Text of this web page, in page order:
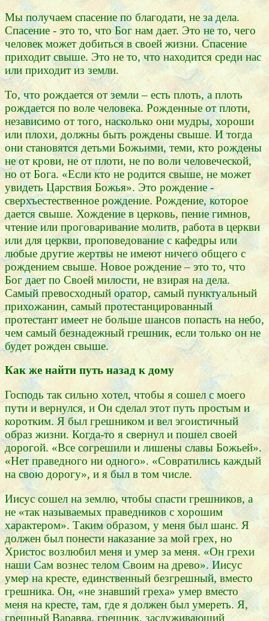
Мы получаем спасение по благодати, не за дела.
Спасение - это то, что Бог нам дает. Это не то, чего
человек может добиться в своей жизни. Спасение
приходит свыше. Это не то, что находится среди нас
или приходит из земли.
То, что рождается от земли – есть плоть, а плоть
рождается по воле человека. Рожденные от плоти,
независимо от того, насколько они мудры, хороши
или плохи, должны быть рождены свыше. И тогда
они становятся детьми Божьими, теми, кто рождены
не от крови, не от плоти, не по воли человеческой,
но от Бога. «Если кто не родится свыше, не может
увидеть Царствия Божья». Это рождение -
сверхъестественное рождение. Рождение, которое
дается свыше. Хождение в церковь, пение гимнов,
чтение или проговаривание молитв, работа в церкви
или для церкви, проповедование с кафедры или
любые другие жертвы не имеют ничего общего с
рождением свыше. Новое рождение – это то, что
Бог дает по Своей милости, не взирая на дела.
Самый превосходный оратор, самый пунктуальный
прихожанин, самый протестанцированный
протестант имеет не больше шансов попасть на небо,
чем самый безнадежный грешник, если только он не
будет рожден свыше.
Как же найти путь назад к дому
Господь так сильно хотел, чтобы я сошел с моего
пути и вернулся, и Он сделал этот путь простым и
коротким. Я был грешником и вел эгоистичный
образ жизни. Когда-то я свернул и пошел своей
дорогой. «Все согрешили и лишены славы Божьей».
«Нет праведного ни одного». «Совратились каждый
на свою дорогу», и я был в том числе.
Иисус сошел на землю, чтобы спасти грешников, а
не «так называемых праведников с хорошим
характером». Таким образом, у меня был шанс. Я
должен был понести наказание за мой грех, но
Христос возлюбил меня и умер за меня. «Он грехи
наши Сам вознес телом Своим на древо». Иисус
умер на кресте, единственный безгрешный, вместо
грешника. Он, «не знавший греха» умер вместо
меня на кресте, там, где я должен был умереть. Я,
грешный Варавва, грешник, заслуживающий